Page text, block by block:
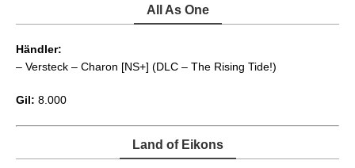
All As One
Händler:
– Versteck – Charon [NS+] (DLC – The Rising Tide!)
Gil: 8.000
Land of Eikons